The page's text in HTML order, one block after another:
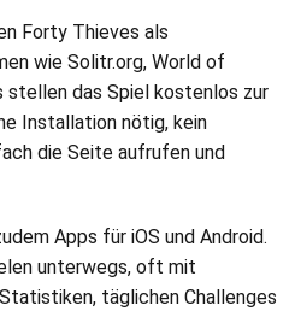
Forty Thieves als
wie Solitr.org, World of
stellen das Spiel kostenlos zur
Installation nötig, kein
die Seite aufrufen und
Apps für iOS und Android.
unterwegs, oft mit
täglichen Challenges